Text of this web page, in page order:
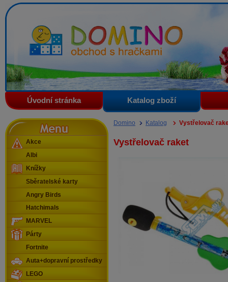
Domino - obchod s hračkami
Úvodní stránka Katalog zboží
Domino Katalog Vystřelovač
Vystřelovač raket
Menu
Akce
Albi
Knížky
Sběratelské karty
Angry Birds
Hatchimals
MARVEL
Párty
Fortnite
Auta+dopravní prostředky
LEGO